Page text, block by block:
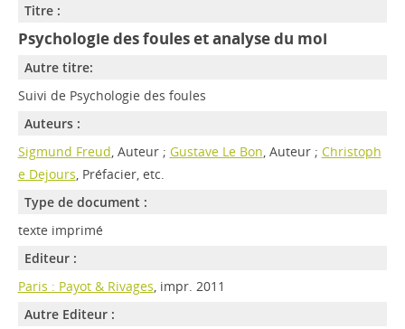
Titre :
Psychologie des foules et analyse du moi
Autre titre:
Suivi de Psychologie des foules
Auteurs :
Sigmund Freud, Auteur ; Gustave Le Bon, Auteur ; Christoph
e Dejours, Préfacier, etc.
Type de document :
texte imprimé
Editeur :
Paris : Payot & Rivages, impr. 2011
Autre Editeur :